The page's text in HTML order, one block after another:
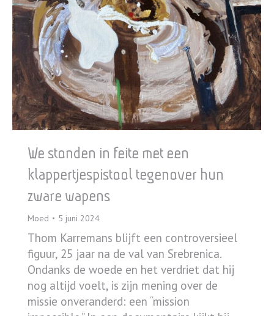
We stonden in feite met een
klappertjespistool tegenover hun
zware wapens
Moed 5 juni 2024
Thom Karremans blijft een controversieel
figuur, 25 jaar na de val van Srebrenica.
Ondanks de woede en het verdriet dat hij
nog altijd voelt, is zijn mening over de
missie onveranderd: een “mission